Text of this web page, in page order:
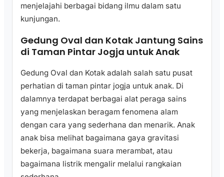
menjelajahi berbagai bidang ilmu dalam satu
kunjungan.
Gedung Oval dan Kotak Jantung Sains
di Taman Pintar Jogja untuk Anak
Gedung Oval dan Kotak adalah salah satu pusat
perhatian di taman pintar jogja untuk anak. Di
dalamnya terdapat berbagai alat peraga sains
yang menjelaskan beragam fenomena alam
dengan cara yang sederhana dan menarik. Anak
anak bisa melihat bagaimana gaya gravitasi
bekerja, bagaimana suara merambat, atau
bagaimana listrik mengalir melalui rangkaian